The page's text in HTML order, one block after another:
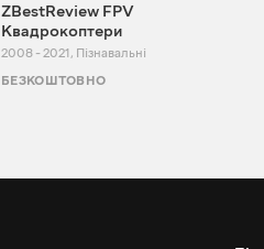
ZBestReview FPV
Квадрокоптери
2008 - 2021, Пізнавальні
БЕЗКОШТОВНО